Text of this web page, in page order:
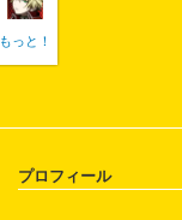
もっと！
プロフィール